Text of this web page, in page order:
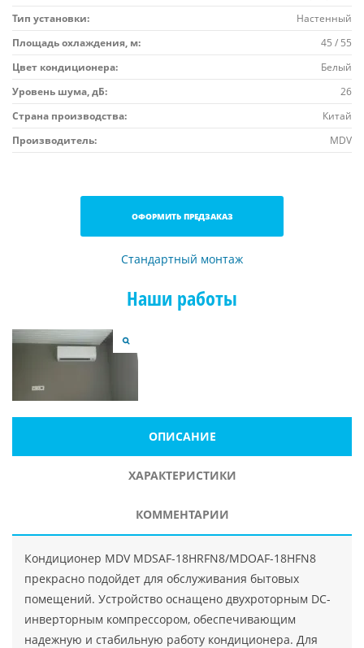
Тип установки:
Настенный
Площадь охлаждения, м:
45 / 55
Цвет кондиционера:
Белый
Уровень шума, дБ:
26
Страна производства:
Китай
Производитель:
MDV
ОФОРМИТЬ ПРЕДЗАКАЗ
Стандартный монтаж
Наши работы
ОПИСАНИЕ
ХАРАКТЕРИСТИКИ
КОММЕНТАРИИ
Кондиционер MDV MDSAF-18HRFN8/MDOAF-18HFN8
прекрасно подойдет для обслуживания бытовых
помещений. Устройство оснащено двухроторным DC-
инверторным компрессором, обеспечивающим
надежную и стабильную работу кондиционера. Для